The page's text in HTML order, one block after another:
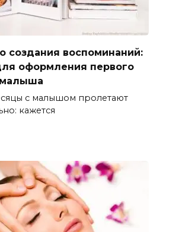
создания воспоминаний:
оформления первого
с малышом пролетают
кажется